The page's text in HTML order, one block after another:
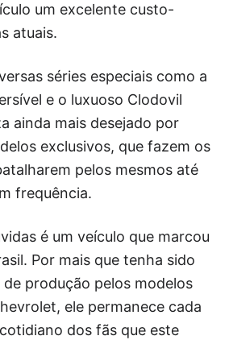
um excelente custo-
atuais.
séries especiais como a
e o luxuoso Clodovil
ainda mais desejado por
exclusivos, que fazem os
pelos mesmos até
frequência.
é um veículo que marcou
Por mais que tenha sido
produção pelos modelos
ele permanece cada
dos fãs que este